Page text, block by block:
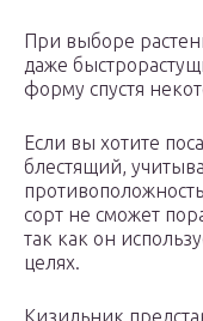
При выборе
даже
форму спустя
Если вы хотите
блестящий,
сорт не сможет
так как он
целях.
Кизильник